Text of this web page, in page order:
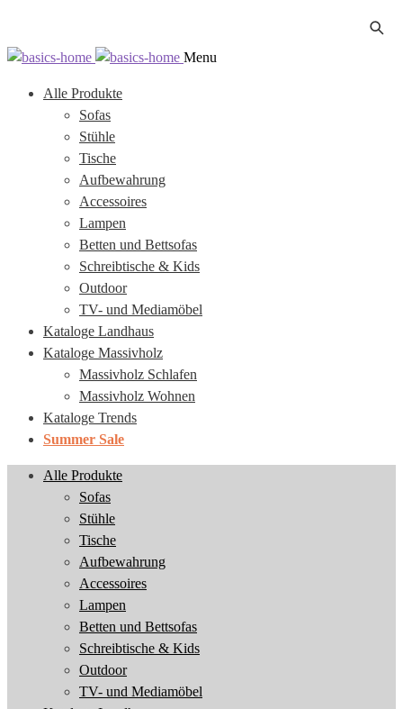
Zur
springen
Zum
springen
Menu
Alle Produkte
Sofas
Stühle
Tische
Aufbewahrung
Accessoires
Lampen
Betten und Bettsofas
Schreibtische & Kids
Outdoor
TV- und Mediamöbel
Kataloge Landhaus
Kataloge Massivholz
Massivholz Schlafen
Massivholz Wohnen
Kataloge Trends
Summer Sale
Alle Produkte
Sofas
Stühle
Tische
Aufbewahrung
Accessoires
Lampen
Betten und Bettsofas
Schreibtische & Kids
Outdoor
TV- und Mediamöbel